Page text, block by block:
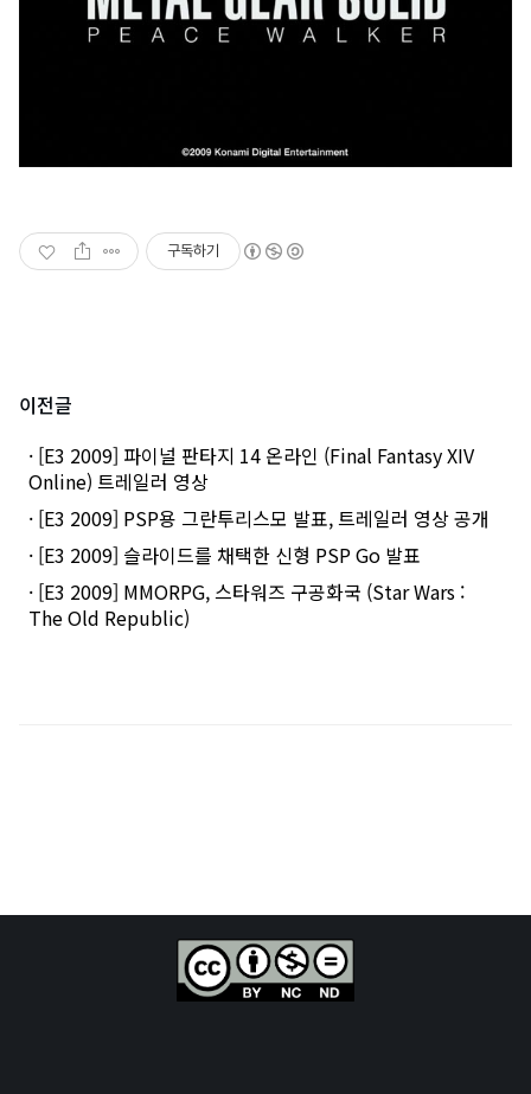
구독하기
이전글
· [E3 2009] 파이널 판타지 14 온라인 (Final Fantasy XIV
Online) 트레일러 영상
· [E3 2009] PSP용 그란투리스모 발표, 트레일러 영상 공개
· [E3 2009] 슬라이드를 채택한 신형 PSP Go 발표
· [E3 2009] MMORPG, 스타워즈 구공화국 (Star Wars :
The Old Republic)